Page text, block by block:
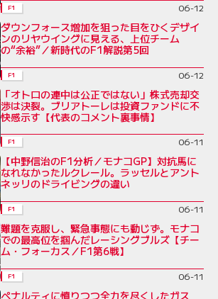
F1 06-12
ダウンフォース増加を狙った目をひくデザイ
ンのリヤウイングに見える、上位チーム
の“余裕”／新時代のF1解説第5回
F1 06-12
「オトロの連中は公正ではない」株式売却交
渉は決裂。ブリアトーレは投資ファンドに不
快感示す【代表のコメント裏事情】
F1 06-11
【中野信治のF1分析／モナコGP】対抗馬に
なれなかったルクレール。ラッセルとアント
ネッリのドライビングの違い
F1 06-11
難題を克服し、緊急事態にも動じず。モナコ
での最高位を掴んだレーシングブルズ【チー
ム・フォーカス／F1第6戦】
F1 06-11
ペナルティに憤りつつ全力を尽くしたガス